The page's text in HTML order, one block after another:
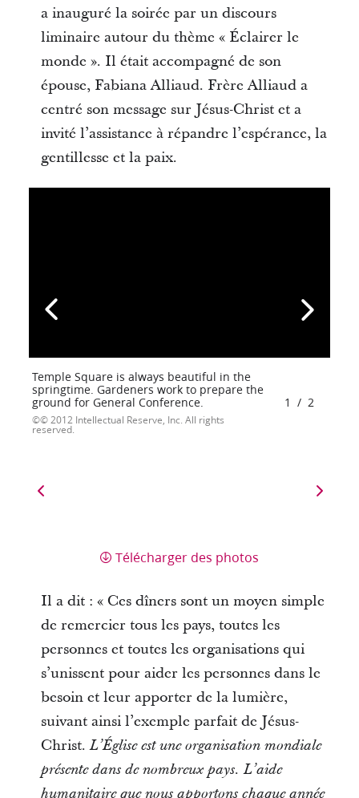
a inauguré la soirée par un discours
liminaire autour du thème « Éclairer le
monde ». Il était accompagné de son
épouse, Fabiana Alliaud. Frère Alliaud a
centré son message sur Jésus-Christ et a
invité l’assistance à répandre l’espérance, la
gentillesse et la paix.
Temple Square is always beautiful in the
springtime. Gardeners work to prepare the
ground for General Conference.
© 2012 Intellectual Reserve, Inc. All rights
reserved.
1 / 2
Télécharger des photos
Il a dit : « Ces dîners sont un moyen simple
de remercier tous les pays, toutes les
personnes et toutes les organisations qui
s’unissent pour aider les personnes dans le
besoin et leur apporter de la lumière,
suivant ainsi l’exemple parfait de Jésus-
Christ.L’Église est une organisation mondiale
présente dans de nombreux pays. L’aide
humanitaire que nous apportons chaque année